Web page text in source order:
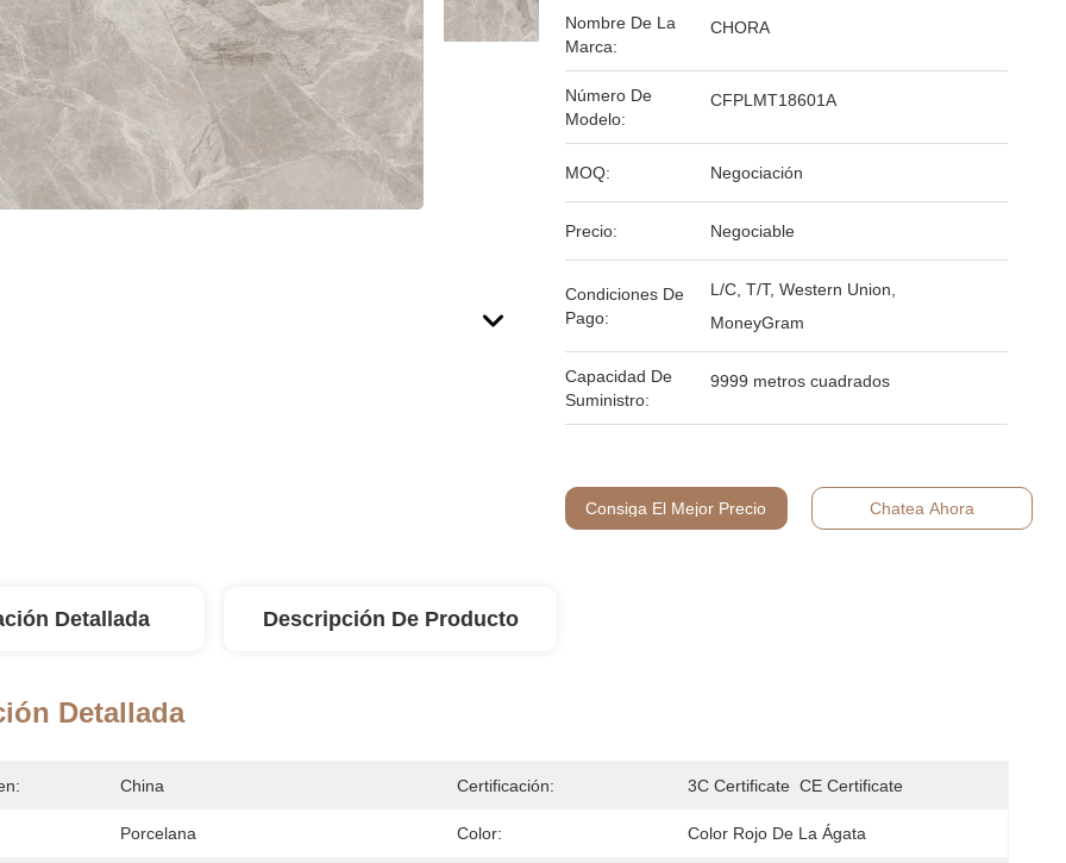
Nombre De La
Marca:
CHORA
Número De
Modelo:
CFPLMT18601A
MOQ: Negociación
Precio: Negociable
Condiciones De
Pago:
L/C, T/T, Western Union,
MoneyGram
Capacidad De
Suministro:
9999 metros cuadrados
Consiga El Mejor Precio Chatea Ahora
Detallada Descripción De Producto
Detallada
China Certificación: 3C Certificate  CE Certificate
Porcelana Color: Color Rojo De La Ágata